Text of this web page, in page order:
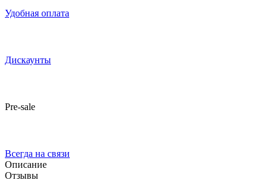
Удобная оплата
Дискаунты
Pre-sale
Всегда на связи
Описание
Отзывы